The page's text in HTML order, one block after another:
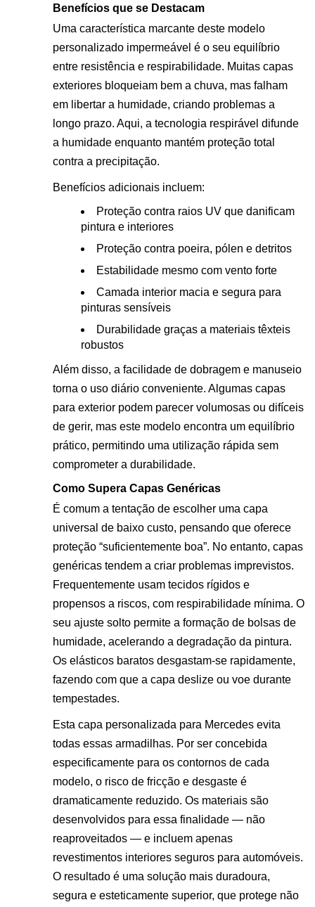
Benefícios que se Destacam
Uma característica marcante deste modelo
personalizado impermeável é o seu equilíbrio
entre resistência e respirabilidade. Muitas capas
exteriores bloqueiam bem a chuva, mas falham
em libertar a humidade, criando problemas a
longo prazo. Aqui, a tecnologia respirável difunde
a humidade enquanto mantém proteção total
contra a precipitação.
Benefícios adicionais incluem:
Proteção contra raios UV que danificam
pintura e interiores
Proteção contra poeira, pólen e detritos
Estabilidade mesmo com vento forte
Camada interior macia e segura para
pinturas sensíveis
Durabilidade graças a materiais têxteis
robustos
Além disso, a facilidade de dobragem e manuseio
torna o uso diário conveniente. Algumas capas
para exterior podem parecer volumosas ou difíceis
de gerir, mas este modelo encontra um equilíbrio
prático, permitindo uma utilização rápida sem
comprometer a durabilidade.
Como Supera Capas Genéricas
É comum a tentação de escolher uma capa
universal de baixo custo, pensando que oferece
proteção “suficientemente boa”. No entanto, capas
genéricas tendem a criar problemas imprevistos.
Frequentemente usam tecidos rígidos e
propensos a riscos, com respirabilidade mínima. O
seu ajuste solto permite a formação de bolsas de
humidade, acelerando a degradação da pintura.
Os elásticos baratos desgastam-se rapidamente,
fazendo com que a capa deslize ou voe durante
tempestades.
Esta capa personalizada para Mercedes evita
todas essas armadilhas. Por ser concebida
especificamente para os contornos de cada
modelo, o risco de fricção e desgaste é
dramaticamente reduzido. Os materiais são
desenvolvidos para essa finalidade — não
reaproveitados — e incluem apenas
revestimentos interiores seguros para automóveis.
O resultado é uma solução mais duradoura,
segura e esteticamente superior, que protege não